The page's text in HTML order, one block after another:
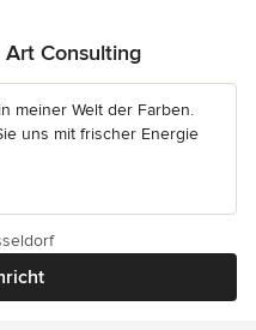
Consulting
meiner Welt der Farben.
uns mit frischer Energie